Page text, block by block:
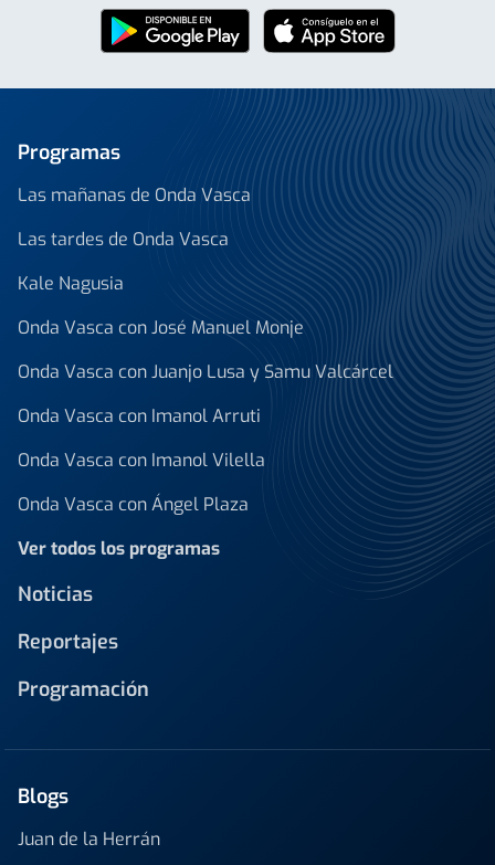
Programas
Las mañanas de Onda Vasca
Las tardes de Onda Vasca
Kale Nagusia
Onda Vasca con José Manuel Monje
Onda Vasca con Juanjo Lusa y Samu Valcárcel
Onda Vasca con Imanol Arruti
Onda Vasca con Imanol Vilella
Onda Vasca con Ángel Plaza
Ver todos los programas
Noticias
Reportajes
Programación
Blogs
Juan de la Herrán